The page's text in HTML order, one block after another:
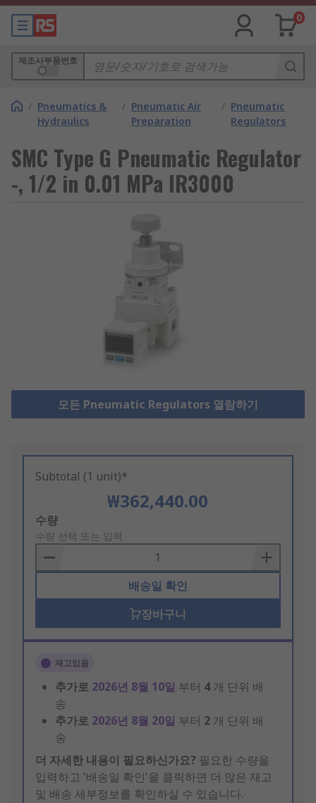
0
제조사부품번호
/ Pneumatics &
Hydraulics
/ Pneumatic Air
Preparation
/ Pneumatic
Regulators
SMC Type G Pneumatic Regulator
-, 1/2 in 0.01 MPa IR3000
모든 Pneumatic Regulators 열람하기
Subtotal (1 unit)*
₩362,440.00
Add
to
Basket
수량
수량 선택 또는 입력
배송일 확인
장바구니
재고있음
추가로 2026년 8월 10일 부터 4개 단위 배
송
추가로 2026년 8월 20일 부터 2 개 단위 배
송
더 자세한 내용이 필요하신가요? 필요한 수량을
입력하고 '배송일 확인'을 클릭하면 더 많은 재고
및 배송 세부정보를 확인하실 수 있습니다.